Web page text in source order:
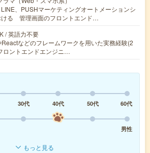
LINE、PUSHマーケティングオートメーションシ
ける 管理画面のフロントエンド…
/ 英語力不要
Reactなどのフレームワークを用いた実務経験(2
ロントエンドエンジニ…
30代 40代 50代
60代
男性
もっと見る